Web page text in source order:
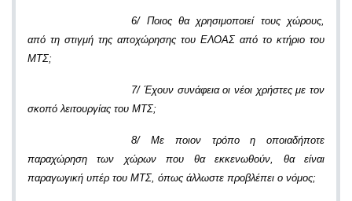
6/ Ποιος θα χρησιμοποιεί τους χώρους,
από τη στιγμή της αποχώρησης του ΕΛΟΑΣ από το κτήριο του
ΜΤΣ;
7/ Έχουν συνάφεια οι νέοι χρήστες με τον
σκοπό λειτουργίας του ΜΤΣ;
8/ Με ποιον τρόπο η οποιαδήποτε
παραχώρηση των χώρων που θα εκκενωθούν, θα είναι
παραγωγική υπέρ του ΜΤΣ, όπως άλλωστε προβλέπει ο νόμος;